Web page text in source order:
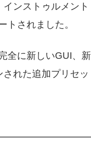
ンストゥルメン
トされました。
全に新しいGUI、
された追加プリセ